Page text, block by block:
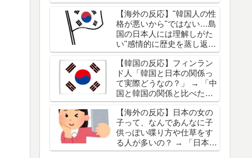
「"日本はWW2で酷いこと
をしたことを誰も知らな
い"って本気で言ってるの
か？」「ネットのやり過ぎ
じゃないか？」
【海外の反応】"韓国人の性
格が悪いから"ではない…島
国の日本人には理解しがた
い"感情的に歴史を蒸し返
す"根本原因 → 「自分たち
の被害者意識は高いのに加
害者意識が低すぎるわ」
「日本を批判するが韓国も
ベトナムで酷いことをして
たよね？」
【韓国の反応】フィンラン
ド人「韓国と日本の関係っ
て実際どうなの？」 → 「中
国と韓国の関係と比べたら
全然マシだぞ」「"反省も歴
史教育もしないドイツ"って
感じ」
【海外の反応】日本の女の
子って、なんであんなに子
供っぽい喋り方や仕草をす
る人が多いの？ → 「日本
は"カワイイ"の国だから